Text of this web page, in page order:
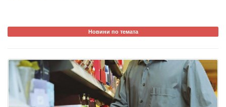
Новини по темата